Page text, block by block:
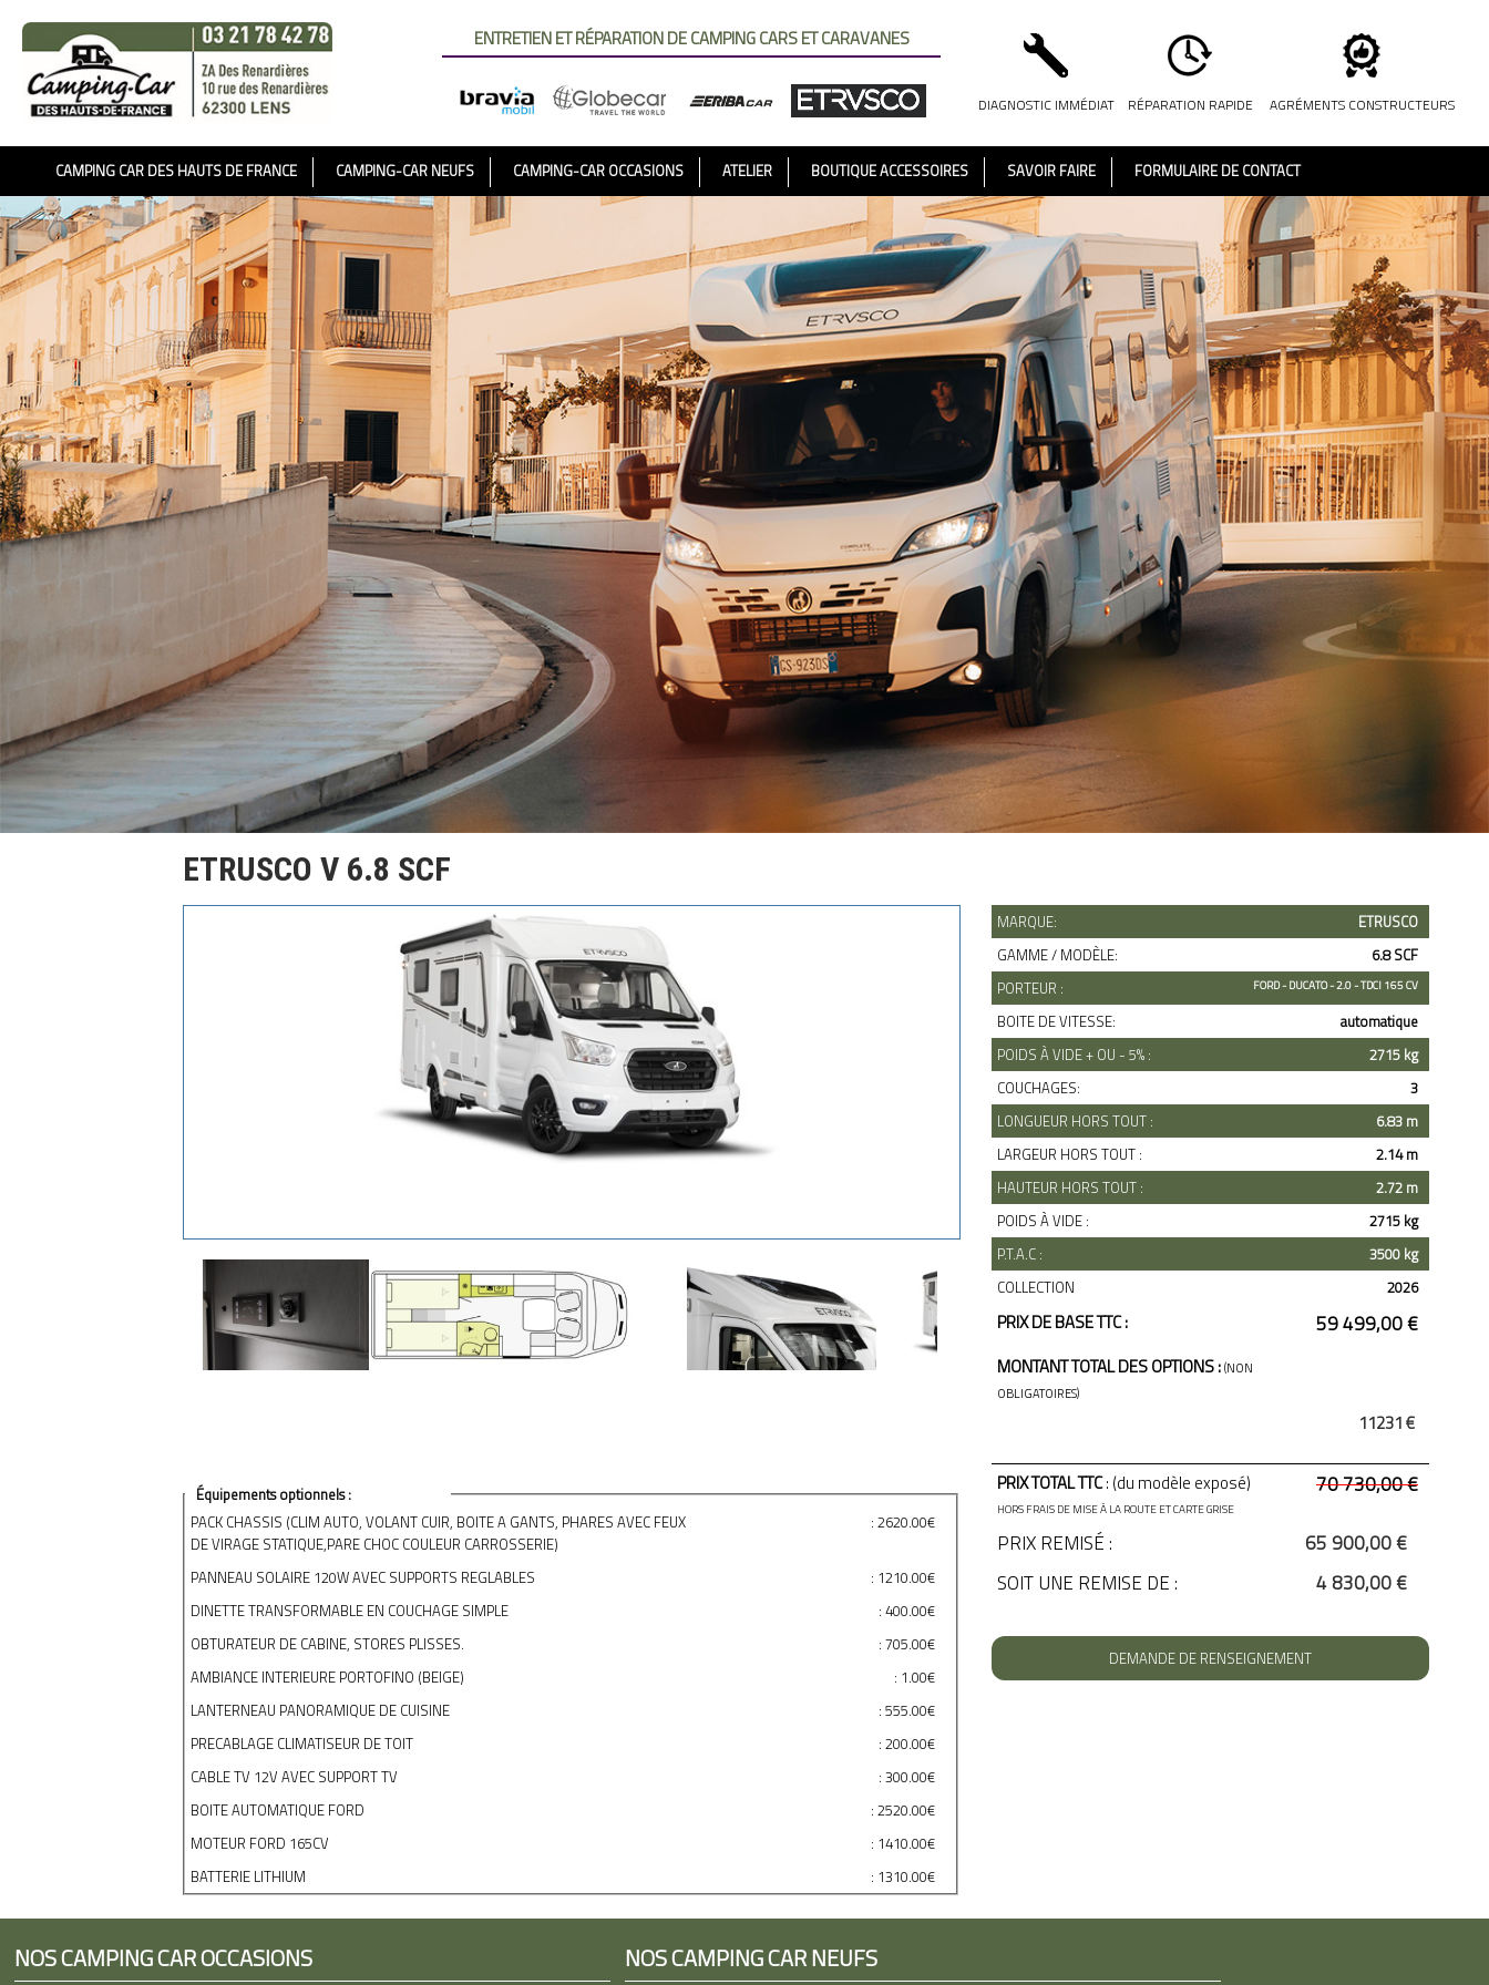
ENTRETIEN ET RÉPARATION DE CAMPING CARS ET CARAVANES
DIAGNOSTIC IMMÉDIAT RÉPARATION RAPIDE AGRÉMENTS CONSTRUCTEURS
CAMPING CAR DES HAUTS DE FRANCE CAMPING-CAR NEUFS CAMPING-CAR OCCASIONS ATELIER BOUTIQUE ACCESSOIRES SAVOIR FAIRE FORMULAIRE DE CONTACT
ETRUSCO V 6.8 SCF
Équipements optionnels :
PACK CHASSIS (CLIM AUTO, VOLANT CUIR, BOITE A GANTS, PHARES AVEC FEUX
DE VIRAGE STATIQUE,PARE CHOC COULEUR CARROSSERIE)
: 2620.00€
PANNEAU SOLAIRE 120W AVEC SUPPORTS REGLABLES
: 1210.00€
DINETTE TRANSFORMABLE EN COUCHAGE SIMPLE
: 400.00€
OBTURATEUR DE CABINE, STORES PLISSES.
: 705.00€
AMBIANCE INTERIEURE PORTOFINO (BEIGE)
: 1.00€
LANTERNEAU PANORAMIQUE DE CUISINE
: 555.00€
PRECABLAGE CLIMATISEUR DE TOIT
: 200.00€
CABLE TV 12V AVEC SUPPORT TV
: 300.00€
BOITE AUTOMATIQUE FORD
: 2520.00€
MOTEUR FORD 165CV
: 1410.00€
BATTERIE LITHIUM
: 1310.00€
MARQUE:
ETRUSCO
GAMME / MODÈLE:
6.8 SCF
PORTEUR :
FORD - DUCATO - 2.0 - TDCI 165 CV
BOITE DE VITESSE:
automatique
POIDS À VIDE + OU - 5% :
2715 kg
COUCHAGES:
3
LONGUEUR HORS TOUT :
6.83 m
LARGEUR HORS TOUT :
2.14 m
HAUTEUR HORS TOUT :
2.72 m
POIDS À VIDE :
2715 kg
P.T.A.C :
3500 kg
COLLECTION
2026
PRIX DE BASE TTC : 59 499,00 €
MONTANT TOTAL DES OPTIONS :(NON
OBLIGATOIRES)
11231 €
PRIX TOTAL TTC: (du modèle exposé)
HORS FRAIS DE MISE À LA ROUTE ET CARTE GRISE
70 730,00 €
PRIX REMISÉ :
65 900,00 €
SOIT UNE REMISE DE :
4 830,00 €
DEMANDE DE RENSEIGNEMENT
NOS CAMPING CAR OCCASIONS NOS CAMPING CAR NEUFS